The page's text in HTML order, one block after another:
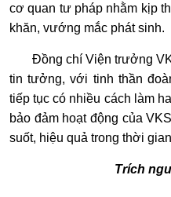
cơ quan tư pháp nhằm kịp
khăn, vướng mắc phát sinh.
Đồng chí Viện trưởng
tin tưởng, với tinh thần
tiếp tục có nhiều cách làm
bảo đảm hoạt động của
suốt, hiệu quả trong thời
Trích